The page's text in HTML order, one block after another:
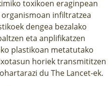
toxikoen eraginpean
infiltratzea
dengea bezalako
eta anplifikatzen
plastikoan metatutako
horiek transmititzen
du The Lancet-ek.